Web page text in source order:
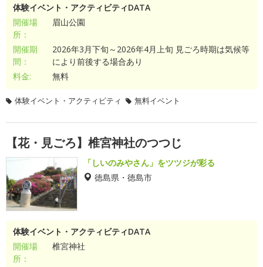
体験イベント・アクティビティDATA
開催場
所：
眉山公園
開催期
間：
2026年3月下旬～2026年4月上旬 見ごろ時期は気候等
により前後する場合あり
料金:
無料
体験イベント・アクティビティ 無料イベント
【花・見ごろ】椎宮神社のつつじ
「しいのみやさん」をツツジが彩る
徳島県・徳島市
体験イベント・アクティビティDATA
開催場
所：
椎宮神社